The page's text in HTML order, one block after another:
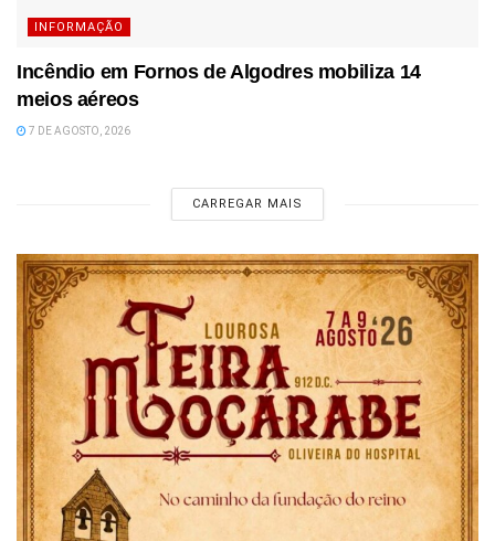
INFORMAÇÃO
Incêndio em Fornos de Algodres mobiliza 14
meios aéreos
7 DE AGOSTO, 2026
CARREGAR MAIS